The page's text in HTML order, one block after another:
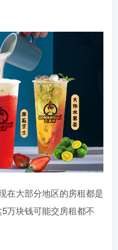
大部分地区的房租都是
万块钱可能交房租都不